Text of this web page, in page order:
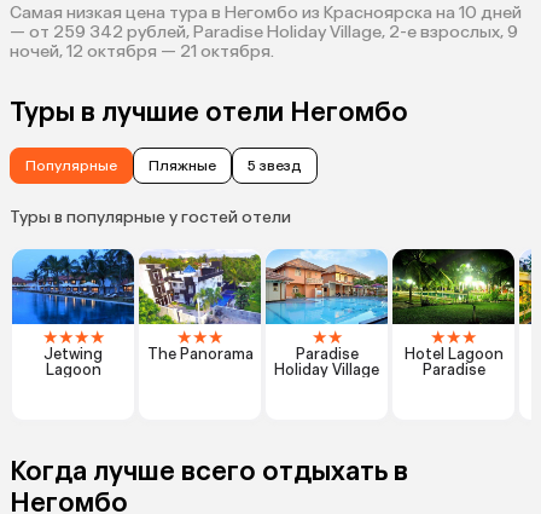
Самая низкая цена тура в Негомбо из Красноярска на 10 дней
— от 259 342 рублей, Paradise Holiday Village, 2-е взрослых, 9
ночей, 12 октября — 21 октября.
Туры в лучшие отели Негомбо
Популярные Пляжные 5 звезд
Туры в популярные у гостей отели
★★★★
Jetwing
Lagoon
★★★
The Panorama
★★
Paradise
Holiday Village
★★★
Hotel Lagoon
Paradise
Когда лучше всего отдыхать в
Негомбо